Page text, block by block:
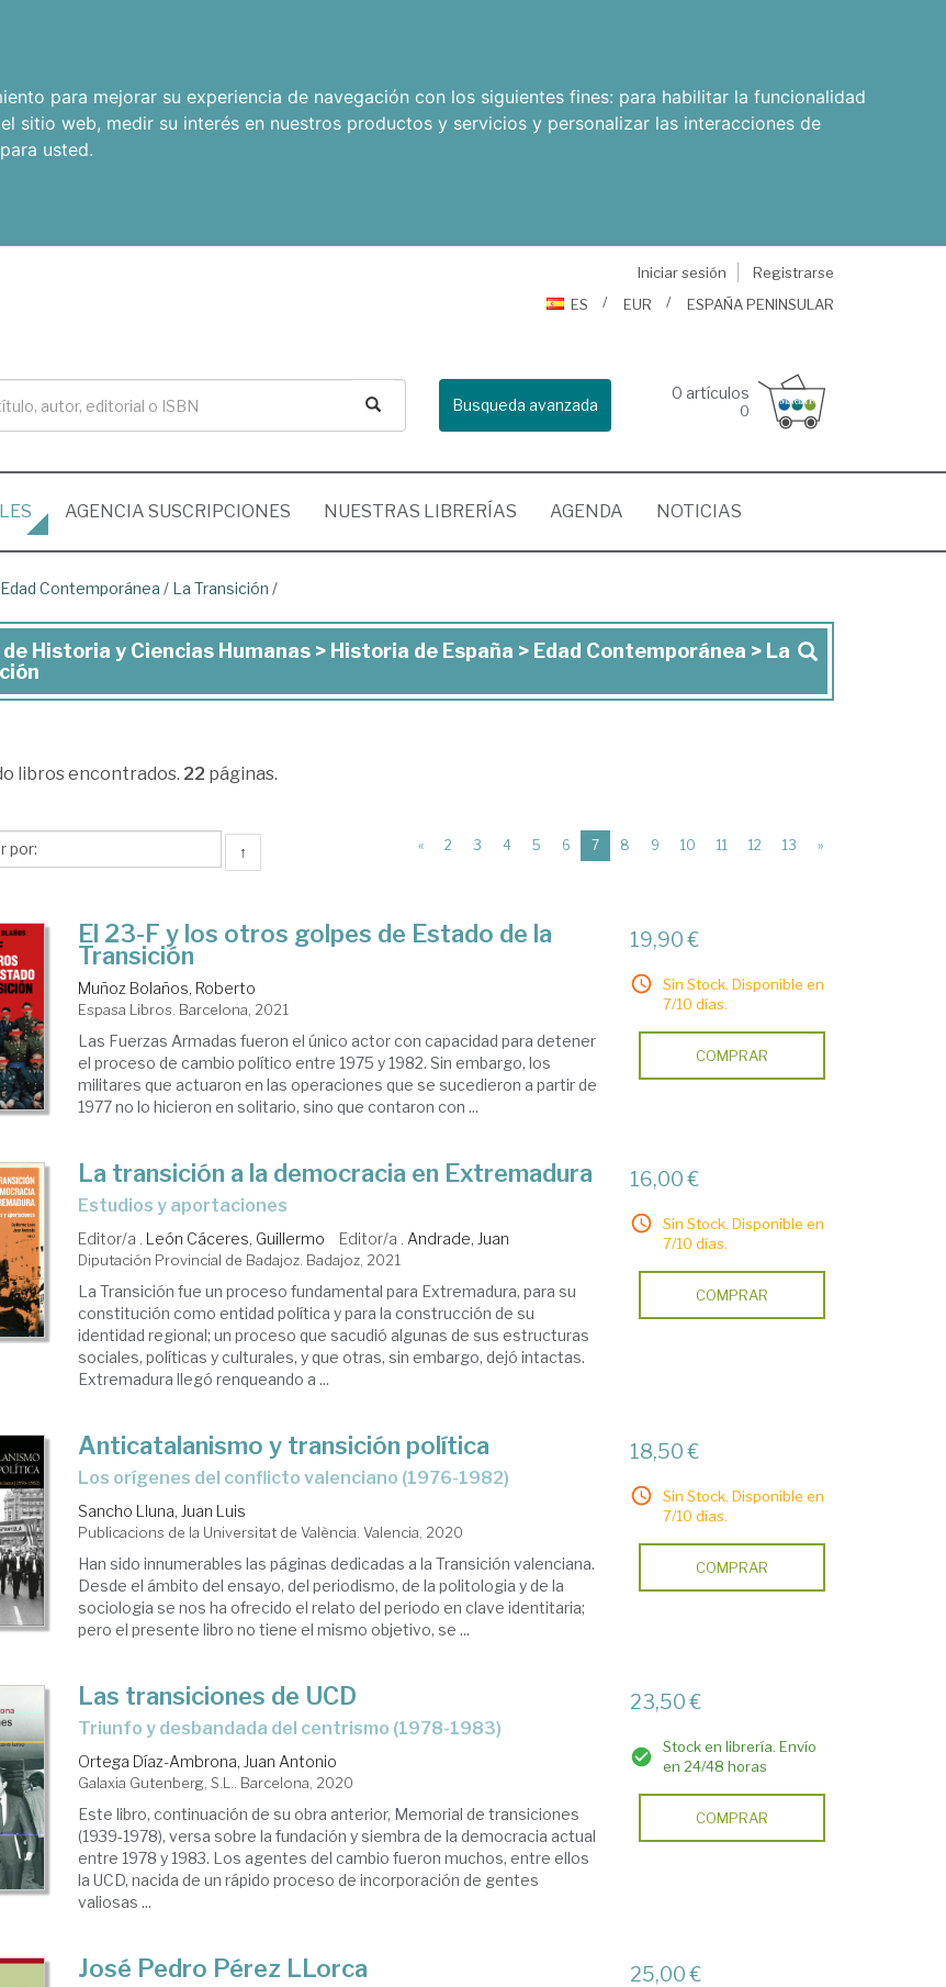
para mejorar su experiencia de navegación con los siguientes fines: para habilitar la funcionalidad
sitio web, medir su interés en nuestros productos y servicios y personalizar las interacciones de
usted.
Iniciar sesión
Registrarse
ES
EUR ESPAÑA PENINSULAR
Busqueda avanzada
0 artículos
0
AGENCIA SUSCRIPCIONES NUESTRAS LIBRERÍAS AGENDA NOTICIAS
Edad Contemporánea / La Transición /
Historia y Ciencias Humanas > Historia de España > Edad Contemporánea > La
libros encontrados. 22 páginas.
↑ « 2 3 4 5 6 7(current)
8 9 10 11 12 13 »
El 23-F y los otros golpes de Estado de la
Transición
Muñoz Bolaños, Roberto
Espasa Libros. Barcelona, 2021
Las Fuerzas Armadas fueron el único actor con capacidad para detener
el proceso de cambio político entre 1975 y 1982. Sin embargo, los
militares que actuaron en las operaciones que se sucedieron a partir de
1977 no lo hicieron en solitario, sino que contaron con ...
19,90 €
Sin Stock. Disponible en
7/10 días.
COMPRAR
La transición a la democracia en Extremadura
estudios y aportaciones
Editor/a . León Cáceres, Guillermo Editor/a . Andrade, Juan
Diputación Provincial de Badajoz. Badajoz, 2021
La Transición fue un proceso fundamental para Extremadura, para su
constitución como entidad política y para la construcción de su
identidad regional; un proceso que sacudió algunas de sus estructuras
sociales, políticas y culturales, y que otras, sin embargo, dejó intactas.
Extremadura llegó renqueando a ...
16,00 €
Sin Stock. Disponible en
7/10 días.
COMPRAR
Anticatalanismo y transición política
los orígenes del conflicto valenciano (1976-1982)
Sancho Lluna, Juan Luis
Publicacions de la Universitat de València. Valencia, 2020
Han sido innumerables las páginas dedicadas a la Transición valenciana.
Desde el ámbito del ensayo, del periodismo, de la politologia y de la
sociologia se nos ha ofrecido el relato del periodo en clave identitaria;
pero el presente libro no tiene el mismo objetivo, se ...
18,50 €
Sin Stock. Disponible en
7/10 días.
COMPRAR
Las transiciones de UCD
Triunfo y desbandada del centrismo (1978-1983)
Ortega Díaz-Ambrona, Juan Antonio
Galaxia Gutenberg, S.L.. Barcelona, 2020
Este libro, continuación de su obra anterior, Memorial de transiciones
(1939-1978), versa sobre la fundación y siembra de la democracia actual
entre 1978 y 1983. Los agentes del cambio fueron muchos, entre ellos
la UCD, nacida de un rápido proceso de incorporación de gentes
valiosas ...
23,50 €
Stock en librería. Envío
en 24/48 horas
COMPRAR
José Pedro Pérez LLorca 25,00 €